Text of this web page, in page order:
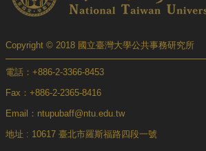
Copyright © 2018 國立臺灣大學公共事務研究所
電話：+886-2-3366-8453
Fax：+886-2-2365-8416
Email：ntupubaff@ntu.edu.tw
地址 : 10617 臺北市羅斯福路四段一號